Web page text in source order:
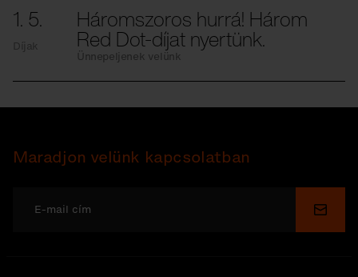
1. 5.
Díjak
Háromszoros hurrá! Három
Red Dot-díjat nyertünk.
Ünnepeljenek velünk
Maradjon velünk kapcsolatban